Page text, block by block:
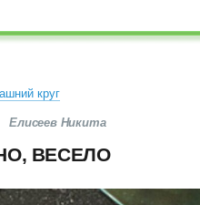
круг
Елисеев Никита
ВЕСЕЛО